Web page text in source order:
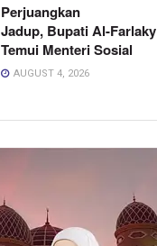
Perjuangkan
Jadup, Bupati Al-Farlaky
Temui Menteri Sosial
AUGUST 4, 2026